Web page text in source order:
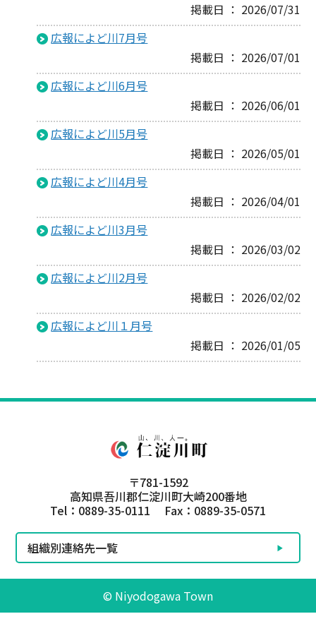
掲載日 ： 2026/07/31
広報によど川7月号
掲載日 ： 2026/07/01
広報によど川6月号
掲載日 ： 2026/06/01
広報によど川5月号
掲載日 ： 2026/05/01
広報によど川4月号
掲載日 ： 2026/04/01
広報によど川3月号
掲載日 ： 2026/03/02
広報によど川2月号
掲載日 ： 2026/02/02
広報によど川１月号
掲載日 ： 2026/01/05
〒781-1592
高知県吾川郡仁淀川町大崎200番地
Tel：0889-35-0111 Fax：0889-35-0571
組織別連絡先一覧
© Niyodogawa Town